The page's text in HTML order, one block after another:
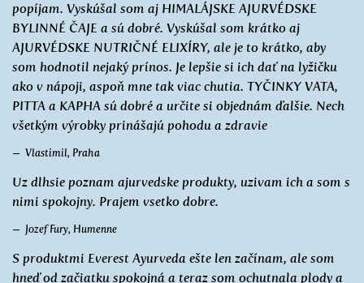
popíjam. Vyskúšal som aj HIMALÁJSKE AJURVÉDSKE
BYLINNÉ ČAJE a sú dobré. Vyskúšal som krátko aj
AJURVÉDSKE NUTRIČNÉ ELIXÍRY, ale je to krátko, aby
som hodnotil nejaký prínos. Je lepšie si ich dať na lyžičku
ako v nápoji, aspoň mne tak viac chutia. TYČINKY VATA,
PITTA a KAPHA sú dobré a určite si objednám ďalšie. Nech
všetkým výrobky prinášajú pohodu a zdravie
Vlastimil, Praha
Uz dlhsie poznam ajurvedske produkty, uzivam ich a som s
nimi spokojny. Prajem vsetko dobre.
Jozef Fury, Humenne
S produktmi Everest Ayurveda ešte len začínam, ale som
hneď od začiatku spokojná a teraz som ochutnala plody a